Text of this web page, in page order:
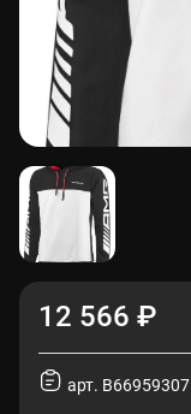
12 566 ₽
арт. B66959307